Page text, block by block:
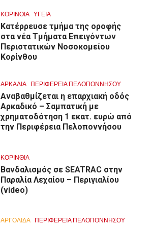
ΚΟΡΙΝΘΊΑ ΥΓΕΙΑ
Kατέρρευσε τμήμα της οροφής
στα νέα Τμήματα Επειγόντων
Περιστατικών Νοσοκομείου
Κορίνθου
ΑΡΚΑΔΊΑ ΠΕΡΙΦΈΡΕΙΑ ΠΕΛΟΠΟΝΝΉΣΟΥ
Αναβαθμίζεται η επαρχιακή οδός
Αρκαδικό – Σαμπατική με
χρηματοδότηση 1 εκατ. ευρώ από
την Περιφέρεια Πελοποννήσου
ΚΟΡΙΝΘΊΑ
Βανδαλισμός σε SEATRAC στην
Παραλία Λεχαίου – Περιγιαλίου
(video)
ΑΡΓΟΛΙΔΑ ΠΕΡΙΦΈΡΕΙΑ ΠΕΛΟΠΟΝΝΉΣΟΥ